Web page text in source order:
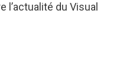
l’actualité du Visual